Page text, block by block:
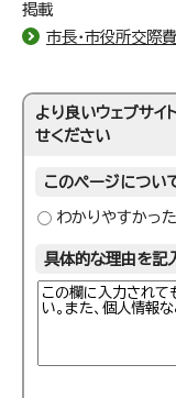
掲載
市長・市役所交際
より良いウェブサイ
せください
このページについ
わかりやすかった
具体的な理由を記